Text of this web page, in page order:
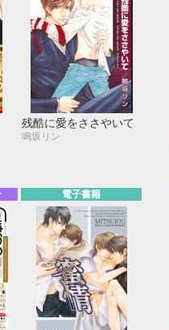
残酷に愛をささやいて
鳴坂リン
電子書籍